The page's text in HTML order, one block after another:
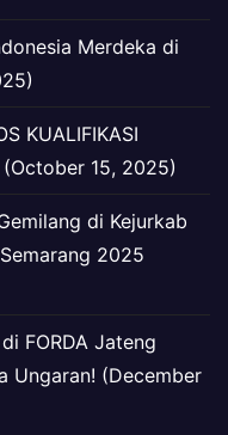
Merdeka di
KUALIFIKASI
(October 15, 2025)
di Kejurkab
2025
FORDA Jateng
Ungaran! (December